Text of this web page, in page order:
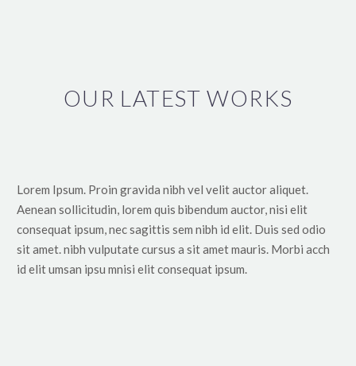
MARCUS FIELDS
nostrud exercitation ullamco
OUR LATEST WORKS
Lorem Ipsum. Proin gravida nibh vel velit auctor aliquet.
Aenean sollicitudin, lorem quis bibendum auctor, nisi elit
consequat ipsum, nec sagittis sem nibh id elit. Duis sed odio
sit amet. nibh vulputate cursus a sit amet mauris. Morbi acch
id elit umsan ipsu mnisi elit consequat ipsum.